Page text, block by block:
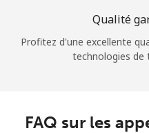
Qualité
Profitez d'une excellente
technologies de
FAQ sur les